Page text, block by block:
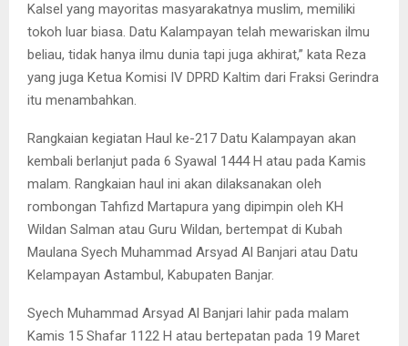
Kalsel yang mayoritas masyarakatnya muslim, memiliki
tokoh luar biasa. Datu Kalampayan telah mewariskan ilmu
beliau, tidak hanya ilmu dunia tapi juga akhirat,” kata Reza
yang juga Ketua Komisi IV DPRD Kaltim dari Fraksi Gerindra
itu menambahkan.
Rangkaian kegiatan Haul ke-217 Datu Kalampayan akan
kembali berlanjut pada 6 Syawal 1444 H atau pada Kamis
malam. Rangkaian haul ini akan dilaksanakan oleh
rombongan Tahfizd Martapura yang dipimpin oleh KH
Wildan Salman atau Guru Wildan, bertempat di Kubah
Maulana Syech Muhammad Arsyad Al Banjari atau Datu
Kelampayan Astambul, Kabupaten Banjar.
Syech Muhammad Arsyad Al Banjari lahir pada malam
Kamis 15 Shafar 1122 H atau bertepatan pada 19 Maret